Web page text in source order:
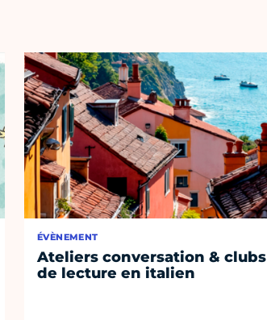
ÉVÈNEMENT
Ateliers conversation & clubs
de lecture en italien